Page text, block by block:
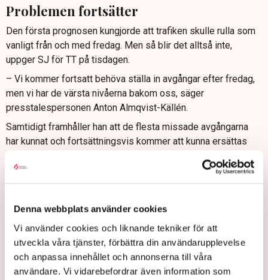
Denna webbplats använder cookies
Vi använder cookies och liknande tekniker för att
utveckla våra tjänster, förbättra din användarupplevelse
och anpassa innehållet och annonserna till våra
användare. Vi vidarebefordrar även information som
Problemen fortsätter
Den första prognosen kungjorde att trafiken skulle rulla som
vanligt från och med fredag. Men så blir det alltså inte,
uppger SJ för TT på tisdagen.
– Vi kommer fortsatt behöva ställa in avgångar efter fredag,
men vi har de värsta nivåerna bakom oss, säger
presstalespersonen Anton Almqvist-Källén.
Samtidigt framhåller han att de flesta missade avgångarna
har kunnat och fortsättningsvis kommer att kunna ersättas
Situationen har skapat frustration och ilska bland personalen
personal om konsekvenserna.
Till dessa hör arbetspass som staplats på varandra med kort
vilotid emellan, bokade hotellnätter som plötsligt försvunnit
och tågvärdar som planerats in på lokförarpass.
Heligt förbannade